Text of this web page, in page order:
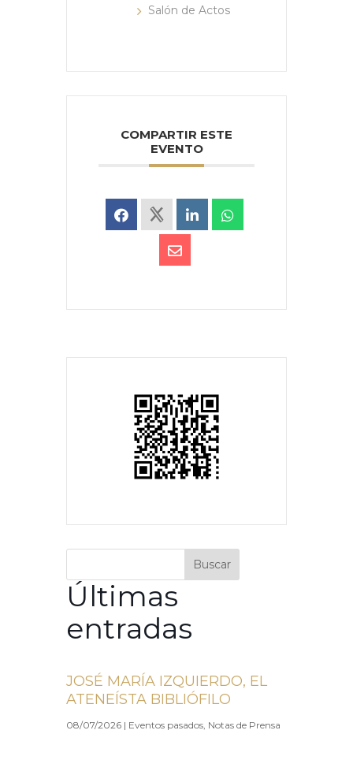
Salón de Actos
COMPARTIR ESTE
EVENTO
Buscar
Últimas
entradas
JOSÉ MARÍA IZQUIERDO, EL
ATENEÍSTA BIBLIÓFILO
08/07/2026 | Eventos pasados, Notas de Prensa